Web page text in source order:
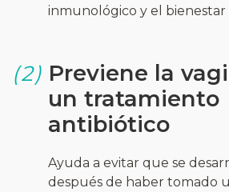
inmunológico y el bienestar
(2) Previene la
un tratamiento
antibiótico
Ayuda a evitar que se
después de haber tomado